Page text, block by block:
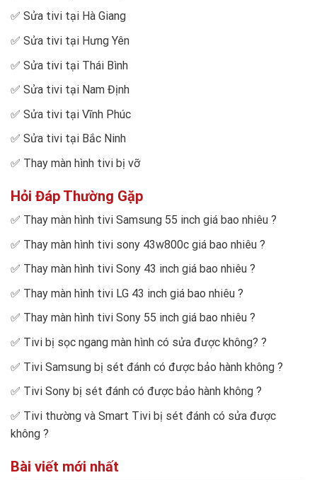
✅ Sửa tivi tại Hà Giang
✅ Sửa tivi tại Hưng Yên
✅ Sửa tivi tại Thái Bình
✅ Sửa tivi tại Nam Định
✅ Sửa tivi tại Vĩnh Phúc
✅ Sửa tivi tại Bắc Ninh
✅ Thay màn hình tivi bị vỡ
Hỏi Đáp Thường Gặp
✅ Thay màn hình tivi Samsung 55 inch giá bao nhiêu ?
✅ Thay màn hình tivi sony 43w800c giá bao nhiêu ?
✅ Thay màn hình tivi Sony 43 inch giá bao nhiêu ?
✅ Thay màn hình tivi LG 43 inch giá bao nhiêu ?
✅ Thay màn hình tivi Sony 55 inch giá bao nhiêu ?
✅ Tivi bị sọc ngang màn hình có sửa được không? ?
✅ Tivi Samsung bị sét đánh có được bảo hành không ?
✅ Tivi Sony bị sét đánh có được bảo hành không ?
✅ Tivi thường và Smart Tivi bị sét đánh có sửa được
không ?
Bài viết mới nhất